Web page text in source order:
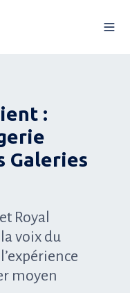
:
Galeries
Royal
voix du
moyen